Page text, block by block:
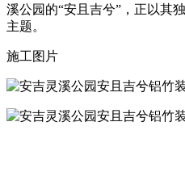
溪公园的“安且吉兮”，正以其
主题。
施工图片